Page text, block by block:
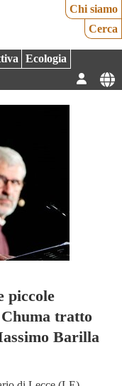
Chi siamo
Cerca
Ecologia
piccole
tratto
Barilla